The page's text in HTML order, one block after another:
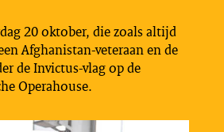
20 oktober, die zoals altijd
Afghanistan-veteraan en de
de Invictus-vlag op de
Operahouse.